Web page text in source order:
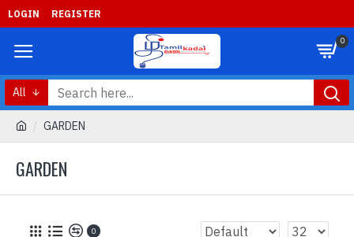
LOGIN REGISTER
0
All
GARDEN
GARDEN
0